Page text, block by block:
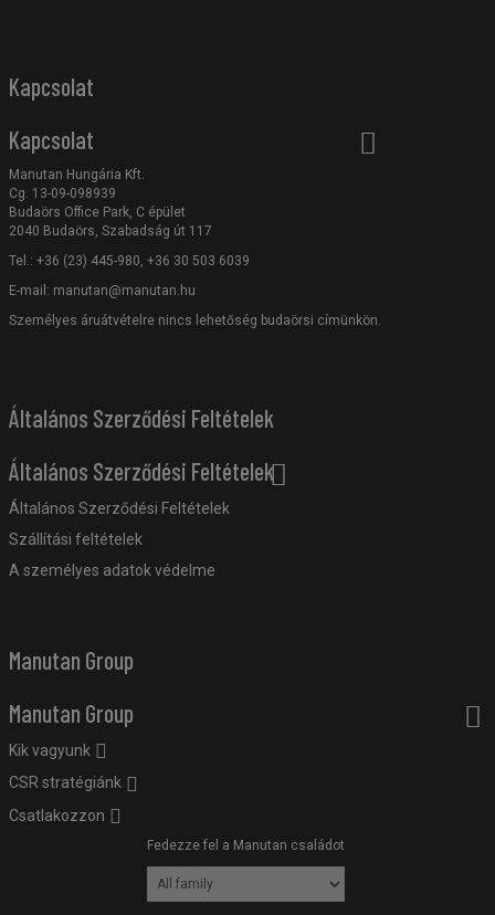
Kapcsolat
Kapcsolat
Manutan Hungária Kft.
Cg. 13-09-098939
Budaörs Office Park, C épület
2040 Budaörs, Szabadság út 117
Tel.: +36 (23) 445-980, +36 30 503 6039
E-mail: manutan@manutan.hu
Személyes áruátvételre nincs lehetőség budaörsi címünkön.
Általános Szerződési Feltételek
Általános Szerződési Feltételek
Általános Szerződési Feltételek
Szállítási feltételek
A személyes adatok védelme
Manutan Group
Manutan Group
Kik vagyunk
CSR stratégiánk
Csatlakozzon
Fedezze fel a Manutan családot